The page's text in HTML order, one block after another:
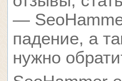
—
падение, а
нужно